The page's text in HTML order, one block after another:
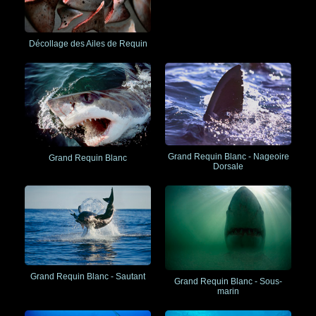
Décollage des Ailes de Requin
Grand Requin Blanc
Grand Requin Blanc - Nageoire
Dorsale
Grand Requin Blanc - Sautant
Grand Requin Blanc - Sous-
marin